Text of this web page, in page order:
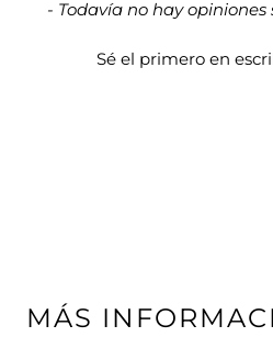
- Todavía no hay
Sé el primero en
New content loaded
MÁS